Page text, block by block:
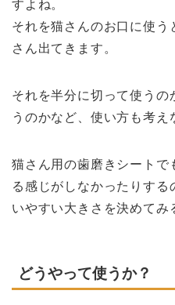
すよね。
それを猫さんのお口に使う
さん出てきます。
それを半分に切って使うの
うのかなど、使い方も考え
猫さん用の歯磨きシートで
る感じがしなかったりする
いやすい大きさを決めてみ
どうやって使うか？